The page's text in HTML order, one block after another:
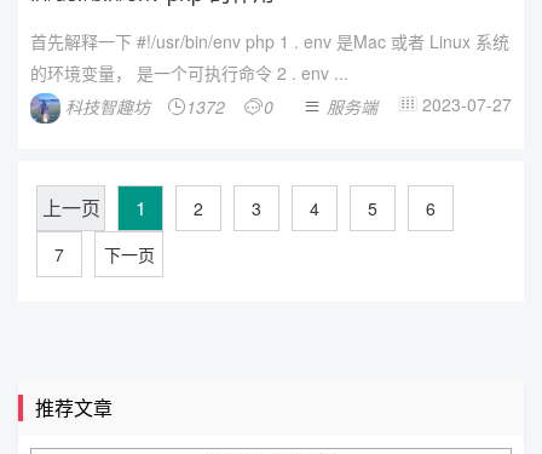
首先解释一下 #!/usr/bin/env php 1 . env 是Mac 或者 Linux 系统
的环境变量， 是一个可执行命令 2 . env ...
科技智趣坊
1372 0  服务端  2023-07-27
上一页 1 2 3 4 5
6
7
下一页
推荐文章